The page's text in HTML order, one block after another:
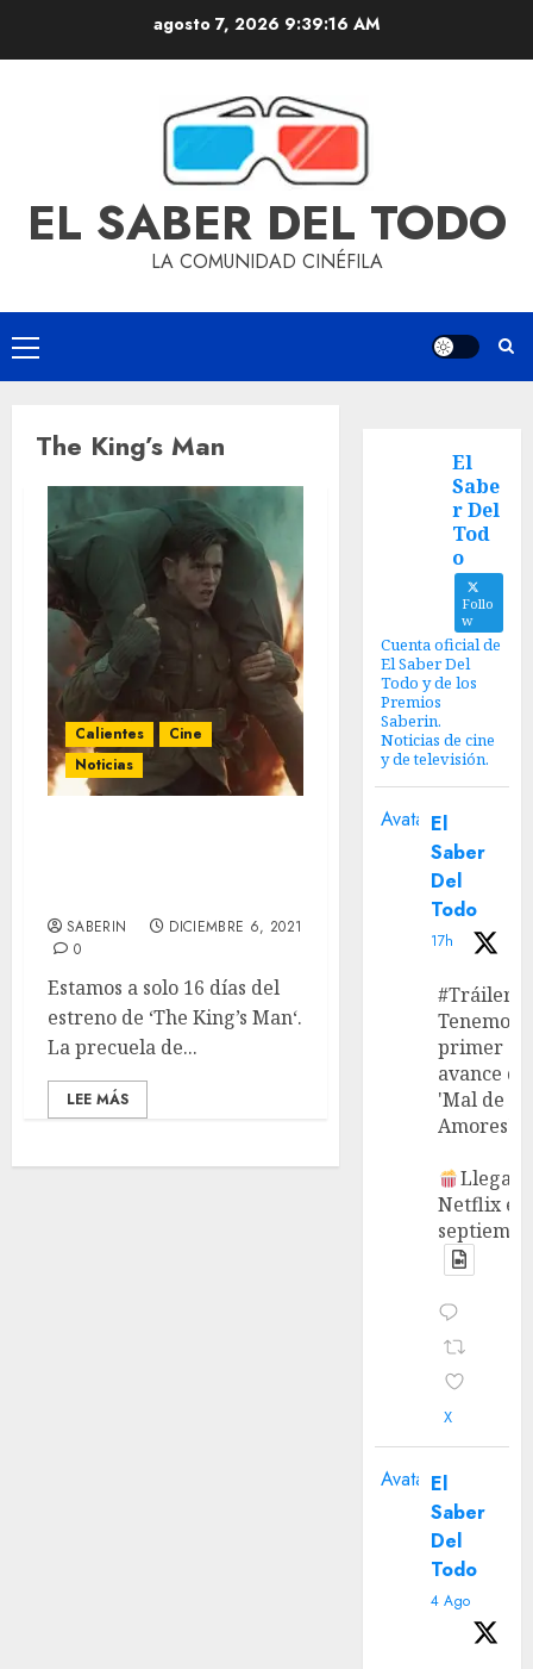
agosto 7, 2026 9:39:16 AM
EL SABER DEL TODO
LA COMUNIDAD CINÉFILA
The King’s Man
Calientes
Cine
Noticias
SABERIN
DICIEMBRE 6, 2021
0
Estamos a solo 16 días del
estreno de ‘The King’s Man‘.
La precuela de...
LEE MÁS
El
Sabe
r Del
Tod
o
Follo
w
Cuenta oficial de
El Saber Del
Todo y de los
Premios
Saberin.
Noticias de cine
y de televisión.
Avatar El
Saber
Del
Todo
17h
#Tráiler
Tenemos
primer
avance de
'Mal de
Amores'.
Llega a
Netflix en
X
Avatar El
Saber
Del
Todo
4 Ago